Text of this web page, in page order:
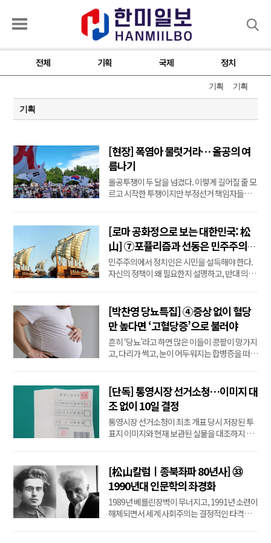
전체 기획 국제 정치
기획 기획
기획
[현장] 폭염아 물럿거라… 올공의 여
름나기
올공투쟁이 두 달을 넘겼다. 이렇게 길어질 줄 모
르고 시작한 투쟁이지만 부정선거 책임자들도
다. 잠실혁명 65일째를 맞는 지난 8월8일 토요
일. 40℃에 가까운 폭염에도 애국우파 시민들의
‘부정선거 재선거, 당일투표 수개표’ 함성은 ...
[로마 공화정으로 보는 대한민국: 松
山] ⑦포퓰리즘과 선동은 민주주의를
어떻게 무너뜨리는가
민주주의에서 정치인은 시민을 설득해야 한다.
자신의 정책이 왜 필요한지 설명하고, 반대 의견
즘이나 선동이라고 부를 수는 없다. 시민의 불만
을 듣는 정치, 기득권을 비판하는 정치, 가난한
사람을 지원하는 정책도 그 자체로 포퓰리즘은
아니...
[박찬영 당뇨특집] ④증상 없이 혈당
만 높다면 ‘고혈당증’으로 불러야
흔히 ‘당뇨’라고 하면 많은 이들이 콩팥이 망가지
고, 다리가 썩고, 눈이 어두워지는 합병증을 떠올
당뇨가 ‘쉬운 당뇨’인지 ‘어려운 당뇨’인지만 구
분해도 막연한 공포심에서 벗어날 수 있다. 대한
민국 당뇨환자의 85...
[단독] 통영시장 선거소청…이미지 대
조 없이 10일 결정
통영시장 선거소청이 최초 개표 당시 저장된 투
표지 이미지와 현재 보관된 실물을 대조하지 않
미지·실물 대조는 8월 3일 예비조사 항목에서
제외됐고 별도의 검증 일정도 잡히지 않았다. 명
부 대조 등 8월3일 예정됐던 추가 예비조사도
무...
[松山칼럼ㅣ종북좌파 80년사] ㉝
1990년대 인문학의 좌경화
1989년 베를린장벽이 무너지고, 1991년 소련이
해체되면서 세계 사회주의는 결정적인 타격을